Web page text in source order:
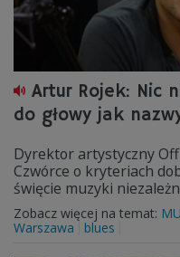
Artur Rojek: Nic
do głowy jak
Dyrektor artystyczny
Czwórce o kryteriach
święcie muzyki
Zobacz więcej na temat:
Warszawa
blues